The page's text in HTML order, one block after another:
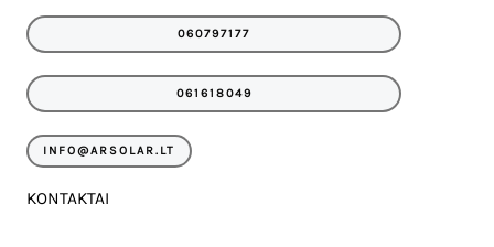
e
o
t
r
060797177
061618049
INFO@ARSOLAR.LT
KONTAKTAI